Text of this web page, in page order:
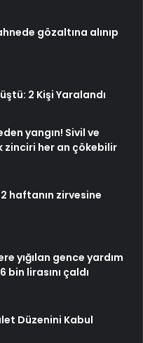
gözaltına alınıp
2 Kişi Yaralandı
yangın! Sivil ve
zinciri her an çökebilir
haftanın zirvesine
yığılan gence yardım
bin lirasını çaldı
Düzenini Kabul